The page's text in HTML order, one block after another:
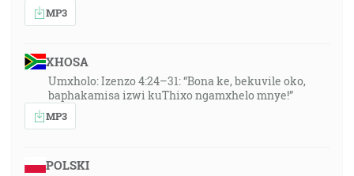
MP3
XHOSA
Umxholo: Izenzo 4:24–31: “Bona ke, bekuvile oko,
baphakamisa izwi kuThixo ngamxhelo mnye!”
MP3
POLSKI